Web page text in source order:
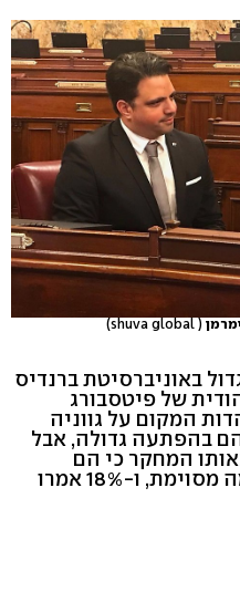
( shuva global)
גדול באוניברסיטת ברנדיס
של פיטסבורג
המקום על גווניה
בהפתעה גדולה, אבל
באותו המחקר כי הם
מודאגים מהאנטישמיות ברמה מסוימת, ו-18% אמרו